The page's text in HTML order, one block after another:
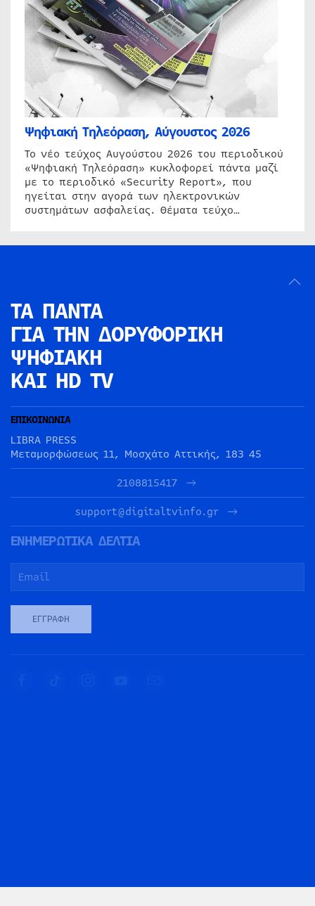
Ψηφιακή Τηλεόραση, Αύγουστος 2026
Το νέο τεύχος Αυγούστου 2026 του περιοδικού
«Ψηφιακή Τηλεόραση» κυκλοφορεί πάντα μαζί
με το περιοδικό «Security Report», που
ηγείται στην αγορά των ηλεκτρονικών
συστημάτων ασφαλείας. Θέματα τεύχο…
ΤΑ ΠΑΝΤΑ
ΓΙΑ ΤΗΝ ΔΟΡΥΦΟΡΙΚΗ
ΨΗΦΙΑΚΗ
ΚΑΙ HD TV
ΕΠΙΚΟΙΝΩΝΙΑ
LIBRA PRESS
Μεταμορφώσεως 11, Μοσχάτο Αττικής, 183 45
2108815417
support@digitaltvinfo.gr
ΕΝΗΜΕΡΩΤΙΚΑ ΔΕΛΤΙΑ
ΕΓΓΡΑΦΉ